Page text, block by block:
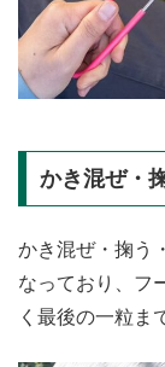
かき混ぜ・
かき混ぜ・掬う
なっており、フ
く最後の一粒ま